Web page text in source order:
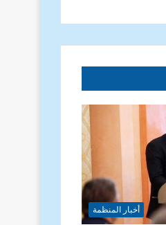
أخبار المنظمة